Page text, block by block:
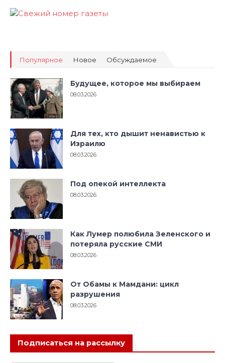
Популярное Новое Обсуждаемое
Будущее, которое мы выбираем
08.03.2026
Для тех, кто дышит ненавистью к
Израилю
08.03.2026
Под опекой интеллекта
08.03.2026
Как Лумер полюбила Зеленского и
потеряла русские СМИ
08.03.2026
От Обамы к Мамдани: цикл
разрушения
08.03.2026
Подписаться на рассылку